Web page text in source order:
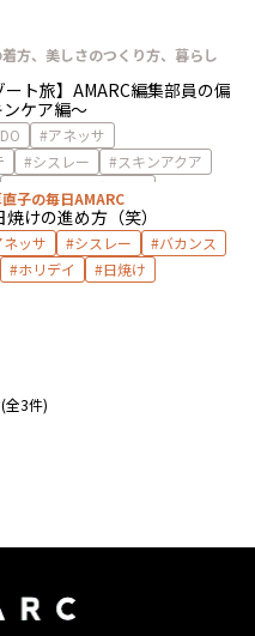
方、美しさのつくり方、暮らし
ート旅】AMARC編集部員の偏
ケア編〜
アネッサ
シスレー
スキンアクア
フェイスマスク
ロート製薬
持ち物
日焼け止め
子の毎日AMARC
けの進め方（笑）
ネッサ シスレー
バカンス
ホリデイ
日焼け
全3件)